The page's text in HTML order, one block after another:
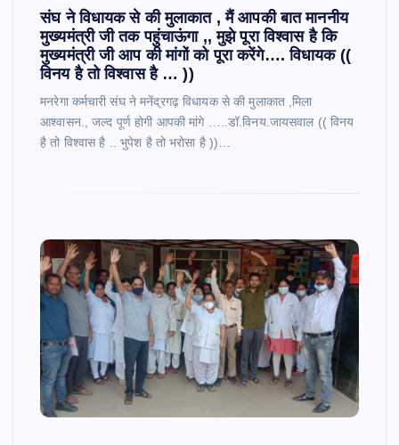
संघ ने विधायक से की मुलाकात , मैं आपकी बात माननीय
मुख्यमंत्री जी तक पहुंचाऊंगा ,, मुझे पूरा विश्वास है कि
मुख्यमंत्री जी आप की मांगों को पूरा करेंगे…. विधायक ((
विनय है तो विश्वास है … ))
मनरेगा कर्मचारी संघ ने मनेंद्रगढ़ विधायक से की मुलाकात ,मिला
आश्वासन., जल्द पूर्ण होगी आपकी मांगे …..डॉ.विनय.जायसवाल (( विनय
है तो विश्वास है .. भुपेश है तो भरोसा है ))…